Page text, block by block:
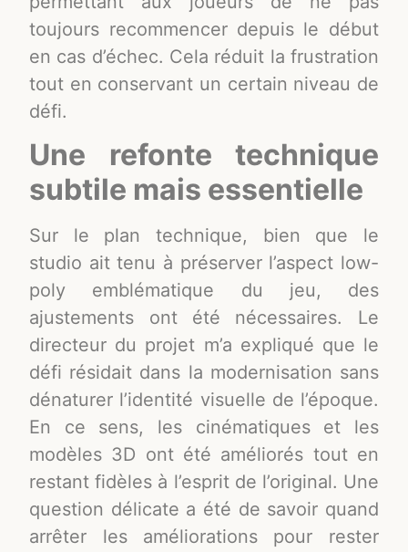
toujours recommencer depuis le début
en cas d’échec. Cela réduit la frustration
tout en conservant un certain niveau de
défi​.
Une refonte technique
subtile mais essentielle
Sur le plan technique, bien que le
studio ait tenu à préserver l’aspect low-
poly emblématique du jeu, des
ajustements ont été nécessaires. Le
directeur du projet m’a expliqué que le
défi résidait dans la modernisation sans
dénaturer l’identité visuelle de l’époque.
En ce sens, les cinématiques et les
modèles 3D ont été améliorés tout en
restant fidèles à l’esprit de l’original. Une
question délicate a été de savoir quand
arrêter les améliorations pour rester